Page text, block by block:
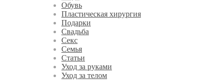
Обувь
Пластическая хирургия
Подарки
Свадьба
Секс
Семья
Статьи
Уход за руками
Уход за телом